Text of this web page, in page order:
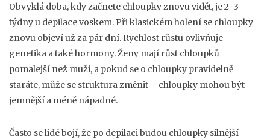
Obvyklá doba, kdy začnete chloupky znovu vidět, je 2–3
týdny u depilace voskem. Při klasickém holení se chloupky
znovu objeví už za pár dní. Rychlost růstu ovlivňuje
genetika a také hormony. Ženy mají růst chloupků
pomalejší než muži, a pokud se o chloupky pravidelně
staráte, může se struktura změnit – chloupky mohou být
jemnější a méně nápadné.
Často se lidé bojí, že po depilaci budou chloupky silnější